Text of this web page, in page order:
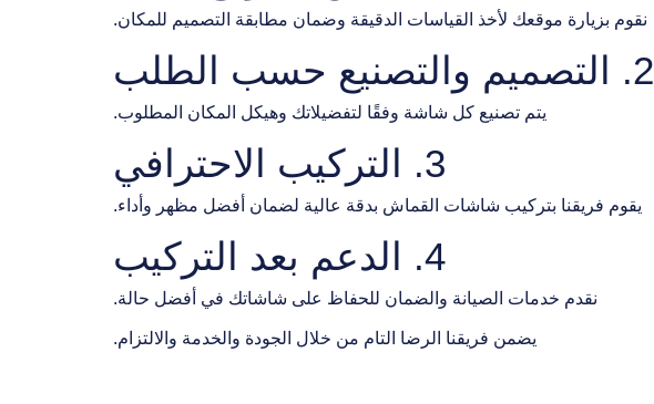
نقوم بزيارة موقعك لأخذ القياسات الدقيقة وضمان مطابقة التصميم للمكان.
2. التصميم والتصنيع حسب الطلب
يتم تصنيع كل شاشة وفقًا لتفضيلاتك وهيكل المكان المطلوب.
3. التركيب الاحترافي
يقوم فريقنا بتركيب شاشات القماش بدقة عالية لضمان أفضل مظهر وأداء.
4. الدعم بعد التركيب
نقدم خدمات الصيانة والضمان للحفاظ على شاشاتك في أفضل حالة.
يضمن فريقنا الرضا التام من خلال الجودة والخدمة والالتزام.